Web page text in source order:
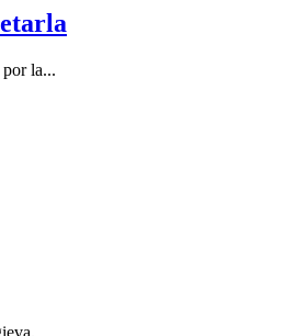
la...